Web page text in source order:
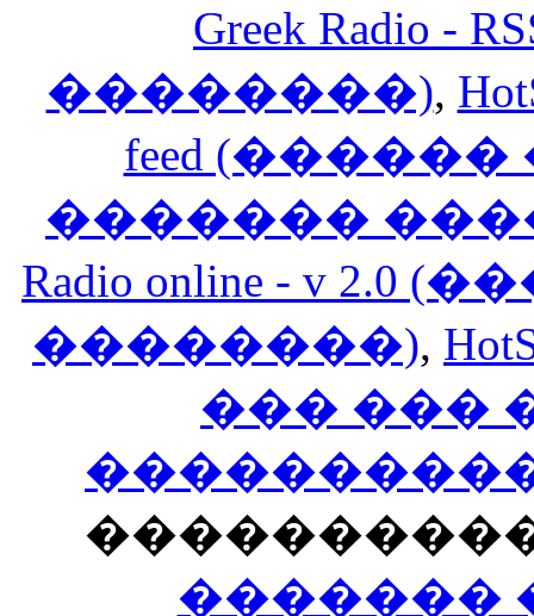
Greek Radio
��������),
feed
�������
Radio online - v
��������),
��� ���
�������